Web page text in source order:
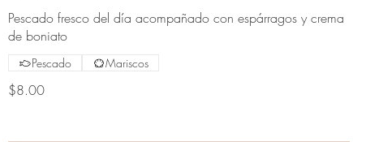
Pescado fresco del día acompañado con espárragos y crema
de boniato
$8.00
Pescado Mariscos